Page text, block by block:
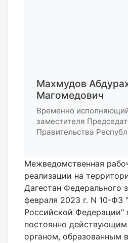
Махмудов
Магомедович
Временно
заместителя
Правительства
Межведомственная
реализации на
Дагестан Федерального
февраля 2023 г. N 10-ФЗ
Российской Федерации"
постоянно
органом, образованным